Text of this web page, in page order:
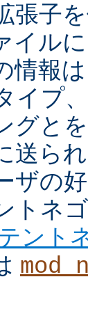
張子
イル
情報
イプ
グと
送ら
ザの
トネ
ント